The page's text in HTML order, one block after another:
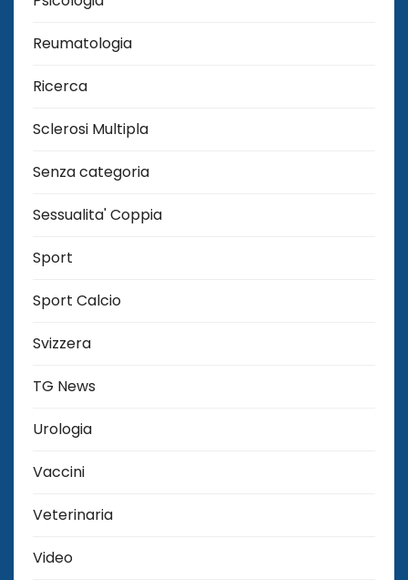
Reumatologia
Ricerca
Sclerosi Multipla
Senza categoria
Sessualita' Coppia
Sport
Sport Calcio
Svizzera
TG News
Urologia
Vaccini
Veterinaria
Video